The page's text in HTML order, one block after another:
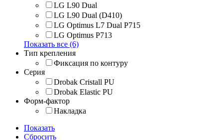
LG L90 Dual
LG L90 Dual (D410)
LG Optimus L7 Dual P715
LG Optimus P713
Показать все (6)
Тип крепления
Фиксация по контуру
Серия
Drobak Cristall PU
Drobak Elastic PU
Форм-фактор
Накладка
Показать
Сбросить